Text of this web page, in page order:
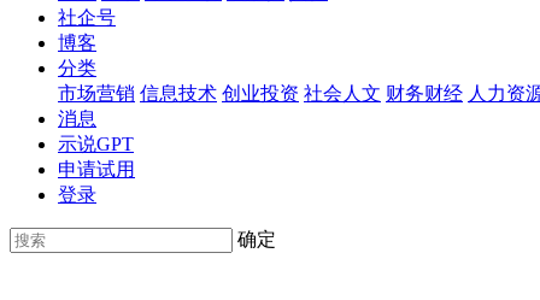
社企号
博客
分类
市场营销 信息技术 创业投资 社会人文 财务财经 人力资
消息
示说GPT
申请试用
登录
确定